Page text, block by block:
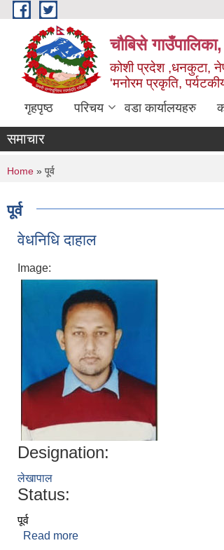
Skip to main content
चौबिसे
कोशी प्रदेश ,धनकुटा,
'मनोरम प्रकृति,
गृहपृष्ठ परिचय वडा कार्यालयहरु
समाचार
You are here
Home » पूर्व
पूर्व
वेधनिधि दाहाल
Image:
Designation:
लेखापाल
Status:
पूर्व
Read more